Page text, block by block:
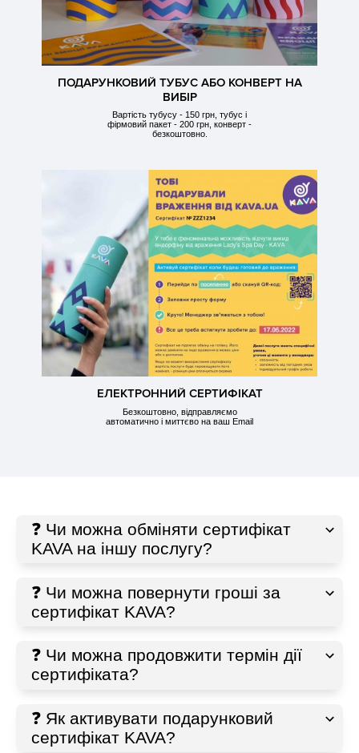
ПОДАРУНКОВИЙ ТУБУС АБО КОНВЕРТ НА
ВИБІР
Вартість тубусу - 150 грн, тубус і
фірмовий пакет - 200 грн, конверт -
безкоштовно.
ЕЛЕКТРОННИЙ СЕРТИФІКАТ
Безкоштовно, відправляємо
автоматично і миттєво на ваш Email
❓ Чи можна обміняти сертифікат
KAVA на іншу послугу?
❓ Чи можна повернути гроші за
сертифікат KAVA?
❓ Чи можна продовжити термін дії
сертифіката?
❓ Як активувати подарунковий
сертифікат KAVA?